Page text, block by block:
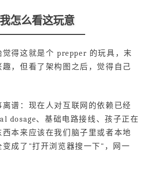
我怎么看这玩意
得这就是个 prepper 的玩具，末
趣，但看了架构图之后，觉得自己
谱：现在人对互联网的依赖已经
dosage、基础电路接线、孩子正在
本来应该在我们脑子里或者本地
变成了"打开浏览器搜一下"，网一